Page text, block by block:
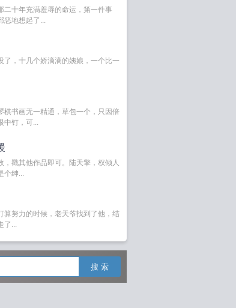
二十年充满羞辱的命运，第一件事
恶地想起了...
了，十几个娇滴滴的姨娘，一个比一
棋书画无一精通，草包一个，只因倍
中钉，可...
戳其他作品即可。陆天擎，权倾人
个绅...
算努力的时候，老天爷找到了他，结
了...
搜 索